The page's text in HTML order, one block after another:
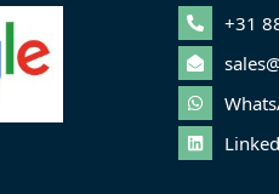
+31